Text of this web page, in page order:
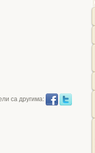
са другима: